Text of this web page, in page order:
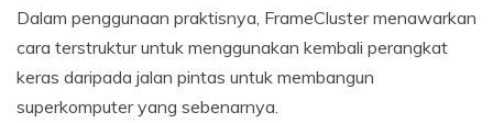
Dalam penggunaan praktisnya, FrameCluster menawarkan
cara terstruktur untuk menggunakan kembali perangkat
keras daripada jalan pintas untuk membangun
superkomputer yang sebenarnya.